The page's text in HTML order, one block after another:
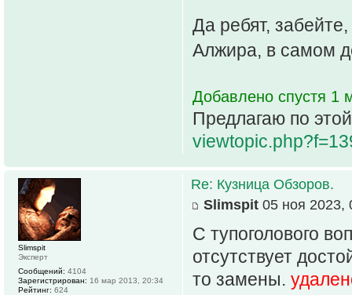
Да ребят,
Алжира, в самом
Добавлено спустя 1
Предлагаю по
Re: Кузница Обзоров.
Slimspit 05 ноя 2023,
С тупоголового
отсутствует
то замены.
Slimspit
Эксперт
Сообщений: 4104
Зарегистрирован: 16 мар 2013, 20:34
Рейтинг: 624